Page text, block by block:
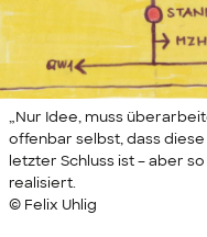
„Nur Idee, muss
offenbar selbst, dass
letzter Schluss ist – aber
realisiert.
© Felix Uhlig